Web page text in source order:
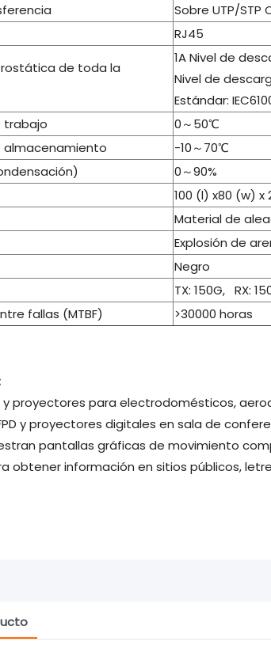
Sobre UTP/STP
RJ45
de toda la
1A Nivel de
Nivel de
Estándar:
trabajo
0～50℃
almacenamiento
-10～70℃
0～90%
100 (l) x80 (w) x
Material de
Explosión de
Negro
TX: 150G, RX:
fallas (MTBF)
>30000 horas
y proyectores para electrodomésticos,
y proyectores digitales en sala de
pantallas gráficas de movimiento
obtener información en sitios públicos,